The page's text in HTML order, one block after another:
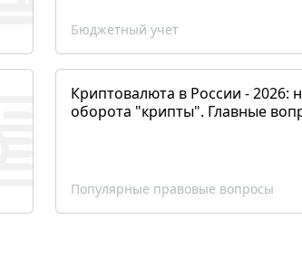
Бюджетный учет
Криптовалюта в России - 2026:
оборота "крипты". Главные
Популярные правовые вопросы